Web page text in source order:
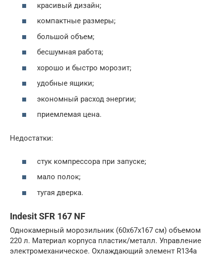
красивый дизайн;
компактные размеры;
большой объем;
бесшумная работа;
хорошо и быстро морозит;
удобные ящики;
экономный расход энергии;
приемлемая цена.
Недостатки:
стук компрессора при запуске;
мало полок;
тугая дверка.
Indesit SFR 167 NF
Однокамерный морозильник (60х67х167 см) объемом
220 л. Материал корпуса пластик/металл. Управление
электромеханическое. Охлаждающий элемент R134a